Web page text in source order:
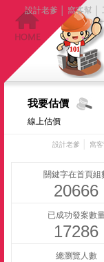
設計老爹 窩客幫
我要估價
線上估價
設計老爹 窩
關鍵字在首頁組
20666
已成功發案數
17286
總瀏覽人數